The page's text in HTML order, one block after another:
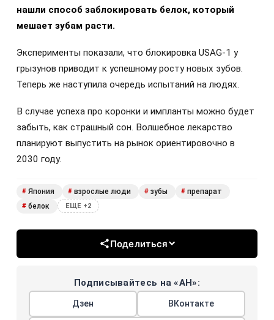
нашли способ заблокировать белок, который
мешает зубам расти.
Эксперименты показали, что блокировка USAG-1 у
грызунов приводит к успешному росту новых зубов.
Теперь же наступила очередь испытаний на людях.
В случае успеха про коронки и импланты можно будет
забыть, как страшный сон. Волшебное лекарство
планируют выпустить на рынок ориентировочно в
2030 году.
# Япония # взрослые люди # зубы # препарат
# белок ЕЩЕ +2
Поделиться
Подписывайтесь на «АН»:
Дзен ВКонтакте